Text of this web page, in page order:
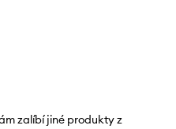
zalíbí jiné produkty z